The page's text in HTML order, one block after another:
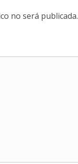
no será publicada.